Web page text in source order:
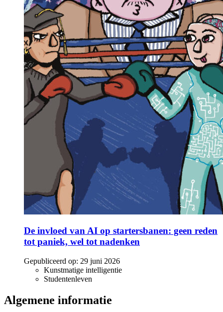
De invloed van AI op startersbanen: geen reden
tot paniek, wel tot nadenken
Gepubliceerd op: 29 juni 2026
Kunstmatige intelligentie
Studentenleven
Algemene informatie